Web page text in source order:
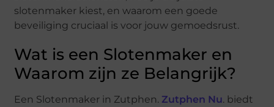
slotenmaker kiest, en waarom een goede
beveiliging cruciaal is voor jouw gemoedsrust.
Wat is een Slotenmaker en
Waarom zijn ze Belangrijk?
Een Slotenmaker in Zutphen. Zutphen Nu. biedt